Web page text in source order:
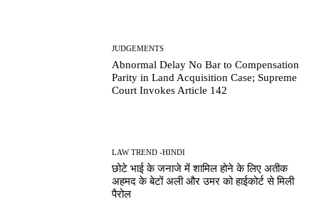
JUDGEMENTS
Abnormal Delay No Bar to Compensation
Parity in Land Acquisition Case; Supreme
Court Invokes Article 142
LAW TREND -HINDI
छोटे भाई के जनाजे में शामिल होने के लिए अतीक
अहमद के बेटों अली और उमर को हाईकोर्ट से मिली
पैरोल